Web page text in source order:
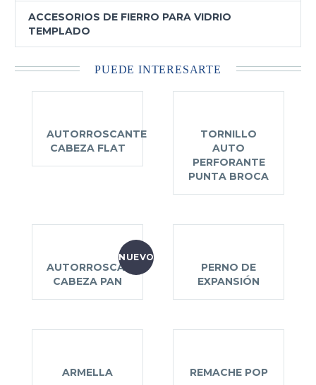
ACCESORIOS DE FIERRO PARA VIDRIO
TEMPLADO
PUEDE INTERESARTE
AUTORROSCANTE
CABEZA FLAT
TORNILLO
AUTO
PERFORANTE
PUNTA BROCA
NUEVO
AUTORROSCANTE
CABEZA PAN
PERNO DE
EXPANSIÓN
ARMELLA REMACHE POP